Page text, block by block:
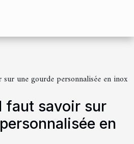
une gourde personnalisée en inox
faut savoir sur
en